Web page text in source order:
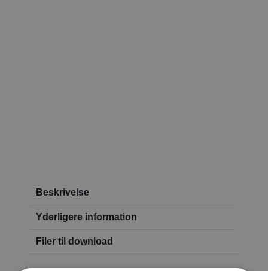
Beskrivelse
Yderligere information
Filer til download